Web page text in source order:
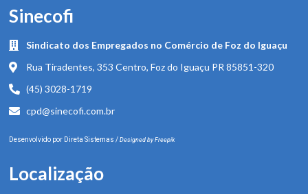
Sinecofi
Sindicato dos Empregados no Comércio de Foz do Iguaçu
Rua Tiradentes, 353 Centro, Foz do Iguaçu PR 85851-320
(45) 3028-1719
cpd@sinecofi.com.br
Desenvolvido por Direta Sistemas / Designed by Freepik
Localização